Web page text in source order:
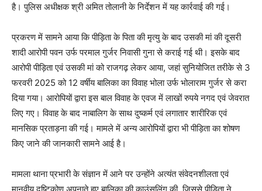
है। पुलिस अधीक्षक श्री अमित तोलानी के निर्देशन में यह कार्रवाई की गई।
प्रकरण में सामने आया कि पीड़िता के पिता की मृत्यु के बाद उसकी मां की दूसरी
शादी आरोपी पवन उर्फ परमाल गुर्जर निवासी गुना से कराई गई थी। इसके बाद
आरोपी पीड़िता एवं उसकी मां को राजगढ़ लेकर आया, जहां सुनियोजित तरीके से 3
फरवरी 2025 को 12 वर्षीय बालिका का विवाह भोला उर्फ भोलाराम गुर्जर से करा
दिया गया। आरोपियों द्वारा इस बाल विवाह के एवज में लाखों रुपये नगद एवं जेवरात
लिए गए। विवाह के बाद नाबालिग के साथ दुष्कर्म एवं लगातार शारीरिक एवं
मानसिक प्रताड़ना की गई। मामले में अन्य आरोपियों द्वारा भी पीड़िता का शोषण
किए जाने की जानकारी सामने आई है।
मामला थाना प्रभारी के संज्ञान में आने पर उन्होंने अत्यंत संवेदनशीलता एवं